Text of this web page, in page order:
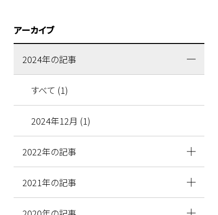
アーカイブ
2024年の記事
すべて (1)
2024年12月 (1)
2022年の記事
2021年の記事